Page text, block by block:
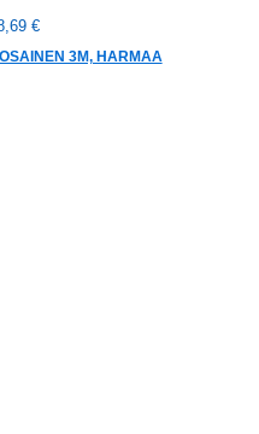
€
3M, HARMAA